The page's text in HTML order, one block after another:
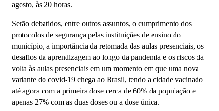
agosto, às 20 horas.
Serão debatidos, entre outros assuntos, o cumprimento dos
protocolos de segurança pelas instituições de ensino do
município, a importância da retomada das aulas presenciais, os
desafios da aprendizagem ao longo da pandemia e os riscos da
volta às aulas presenciais em um momento em que uma nova
variante do covid-19 chega ao Brasil, tendo a cidade vacinado
até agora com a primeira dose cerca de 60% da população e
apenas 27% com as duas doses ou a dose única.